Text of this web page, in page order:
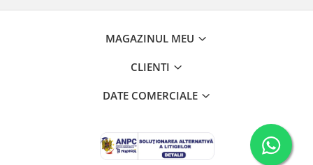
MAGAZINUL MEU
CLIENTI
DATE COMERCIALE